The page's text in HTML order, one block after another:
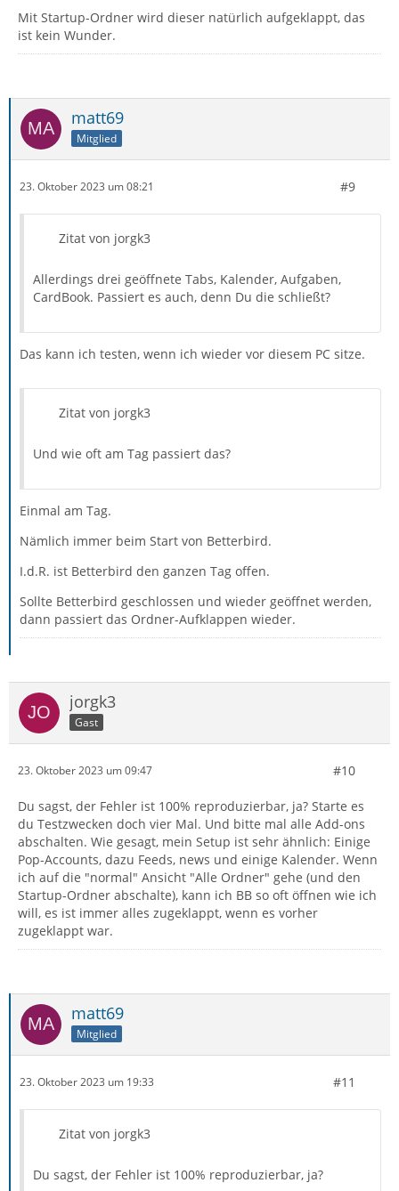
Mit Startup-Ordner wird dieser natürlich aufgeklappt, das
ist kein Wunder.
matt69
Mitglied
23. Oktober 2023 um 08:21 #9
Zitat von jorgk3
Allerdings drei geöffnete Tabs, Kalender, Aufgaben,
CardBook. Passiert es auch, denn Du die schließt?
Das kann ich testen, wenn ich wieder vor diesem PC sitze.
Zitat von jorgk3
Und wie oft am Tag passiert das?
Einmal am Tag.
Nämlich immer beim Start von Betterbird.
I.d.R. ist Betterbird den ganzen Tag offen.
Sollte Betterbird geschlossen und wieder geöffnet werden,
dann passiert das Ordner-Aufklappen wieder.
jorgk3
Gast
23. Oktober 2023 um 09:47 #10
Du sagst, der Fehler ist 100% reproduzierbar, ja? Starte es
du Testzwecken doch vier Mal. Und bitte mal alle Add-ons
abschalten. Wie gesagt, mein Setup ist sehr ähnlich: Einige
Pop-Accounts, dazu Feeds, news und einige Kalender. Wenn
ich auf die "normal" Ansicht "Alle Ordner" gehe (und den
Startup-Ordner abschalte), kann ich BB so oft öffnen wie ich
will, es ist immer alles zugeklappt, wenn es vorher
zugeklappt war.
matt69
Mitglied
23. Oktober 2023 um 19:33 #11
Zitat von jorgk3
Du sagst, der Fehler ist 100% reproduzierbar, ja?